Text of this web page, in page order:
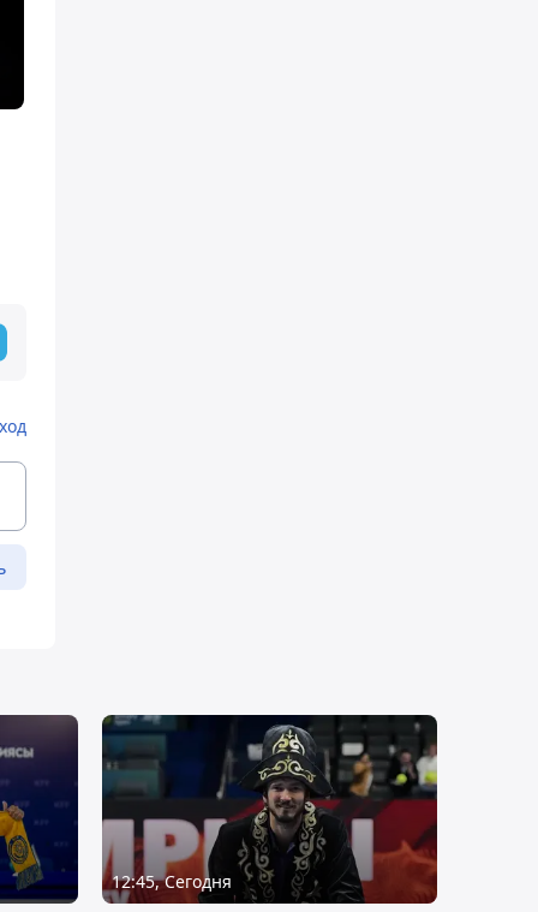
12:45, Сегодня